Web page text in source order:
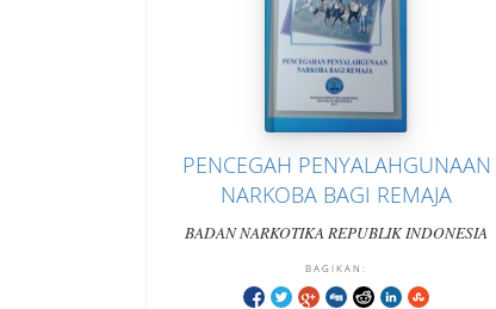
PENCEGAH PENYALAHGUNAAN
NARKOBA BAGI REMAJA
BADAN NARKOTIKA REPUBLIK INDONESIA
BAGIKAN: